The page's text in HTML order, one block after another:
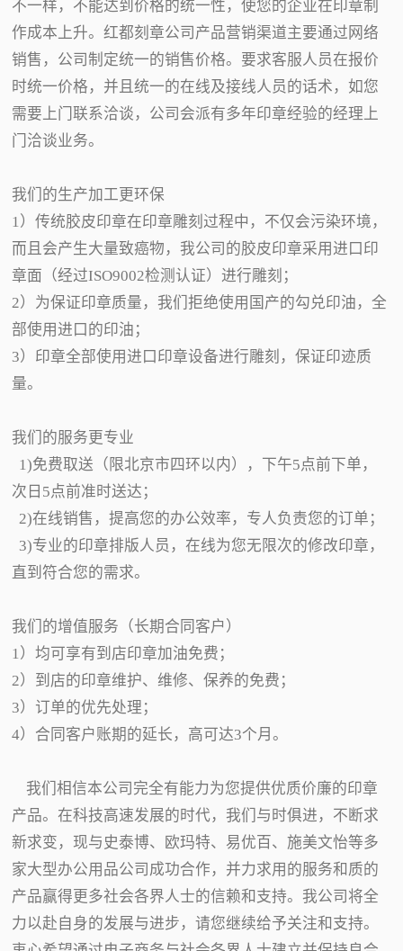
不一样，不能达到价格的统一性，使您的企业在印章制
作成本上升。红都刻章公司产品营销渠道主要通过网络
销售，公司制定统一的销售价格。要求客服人员在报价
时统一价格，并且统一的在线及接线人员的话术，如您
需要上门联系洽谈，公司会派有多年印章经验的经理上
门洽谈业务。
我们的生产加工更环保
1）传统胶皮印章在印章雕刻过程中，不仅会污染环境，
而且会产生大量致癌物，我公司的胶皮印章采用进口印
章面（经过ISO9002检测认证）进行雕刻；
2）为保证印章质量，我们拒绝使用国产的勾兑印油，全
部使用进口的印油；
3）印章全部使用进口印章设备进行雕刻，保证印迹质
量。
我们的服务更专业
1)免费取送（限北京市四环以内），下午5点前下单，
次日5点前准时送达；
2)在线销售，提高您的办公效率，专人负责您的订单；
3)专业的印章排版人员，在线为您无限次的修改印章，
直到符合您的需求。
我们的增值服务（长期合同客户）
1）均可享有到店印章加油免费；
2）到店的印章维护、维修、保养的免费；
3）订单的优先处理；
4）合同客户账期的延长，高可达3个月。
我们相信本公司完全有能力为您提供优质价廉的印章
产品。在科技高速发展的时代，我们与时俱进，不断求
新求变，现与史泰博、欧玛特、易优百、施美文怡等多
家大型办公用品公司成功合作，并力求用的服务和质的
产品赢得更多社会各界人士的信赖和支持。我公司将全
力以赴自身的发展与进步，请您继续给予关注和支持。